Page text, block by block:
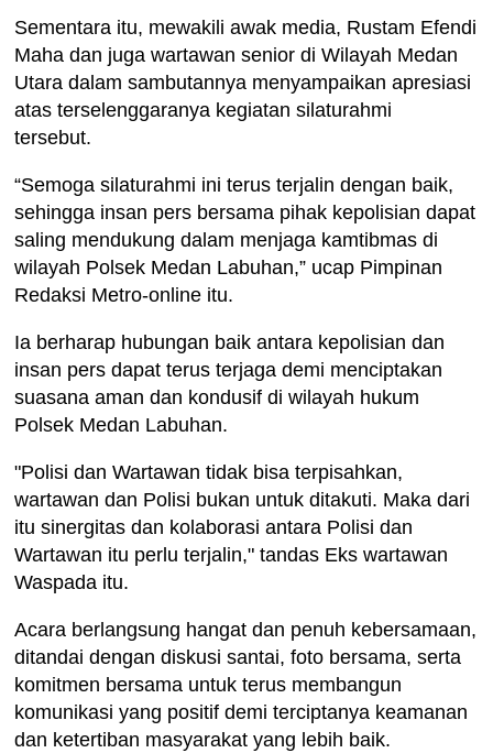
Sementara itu, mewakili awak media, Rustam Efendi
Maha dan juga wartawan senior di Wilayah Medan
Utara dalam sambutannya menyampaikan apresiasi
atas terselenggaranya kegiatan silaturahmi
tersebut.
“Semoga silaturahmi ini terus terjalin dengan baik,
sehingga insan pers bersama pihak kepolisian dapat
saling mendukung dalam menjaga kamtibmas di
wilayah Polsek Medan Labuhan,” ucap Pimpinan
Redaksi Metro-online itu.
Ia berharap hubungan baik antara kepolisian dan
insan pers dapat terus terjaga demi menciptakan
suasana aman dan kondusif di wilayah hukum
Polsek Medan Labuhan.
"Polisi dan Wartawan tidak bisa terpisahkan,
wartawan dan Polisi bukan untuk ditakuti. Maka dari
itu sinergitas dan kolaborasi antara Polisi dan
Wartawan itu perlu terjalin," tandas Eks wartawan
Waspada itu.
Acara berlangsung hangat dan penuh kebersamaan,
ditandai dengan diskusi santai, foto bersama, serta
komitmen bersama untuk terus membangun
komunikasi yang positif demi terciptanya keamanan
dan ketertiban masyarakat yang lebih baik.